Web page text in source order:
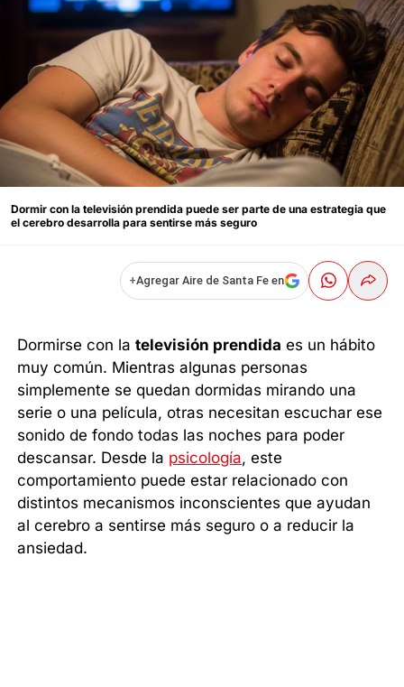
Dormir con la televisión prendida puede ser parte de una estrategia que
el cerebro desarrolla para sentirse más seguro
+Agregar Aire de Santa Fe en
Dormirse con latelevisión prendida es un hábito
muy común. Mientras algunas personas
simplemente se quedan dormidas mirando una
serie o una película, otras necesitan escuchar ese
sonido de fondo todas las noches para poder
descansar. Desde la psicología, este
comportamiento puede estar relacionado con
distintos mecanismos inconscientes que ayudan
al cerebro a sentirse más seguro o a reducir la
ansiedad.